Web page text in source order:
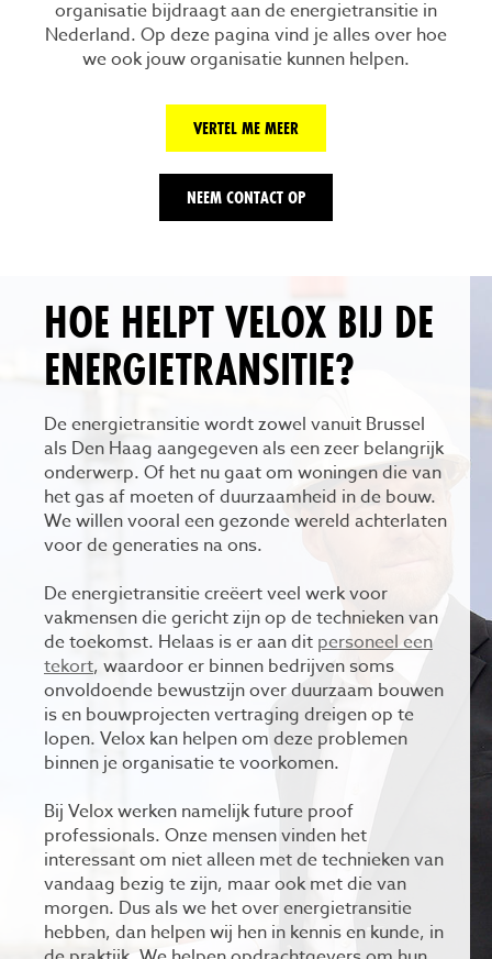
organisatie bijdraagt aan de energietransitie in
Nederland. Op deze pagina vind je alles over hoe
we ook jouw organisatie kunnen helpen.
VERTEL ME MEER
NEEM CONTACT OP
HOE HELPT VELOX BIJ DE
ENERGIETRANSITIE?
De energietransitie wordt zowel vanuit Brussel
als Den Haag aangegeven als een zeer belangrijk
onderwerp. Of het nu gaat om woningen die van
het gas af moeten of duurzaamheid in de bouw.
We willen vooral een gezonde wereld achterlaten
voor de generaties na ons.
De energietransitie creëert veel werk voor
vakmensen die gericht zijn op de technieken van
de toekomst. Helaas is er aan dit personeel een
tekort, waardoor er binnen bedrijven soms
onvoldoende bewustzijn over duurzaam bouwen
is en bouwprojecten vertraging dreigen op te
lopen. Velox kan helpen om deze problemen
binnen je organisatie te voorkomen.
Bij Velox werken namelijk future proof
professionals. Onze mensen vinden het
interessant om niet alleen met de technieken van
vandaag bezig te zijn, maar ook met die van
morgen. Dus als we het over energietransitie
hebben, dan helpen wij hen in kennis en kunde, in